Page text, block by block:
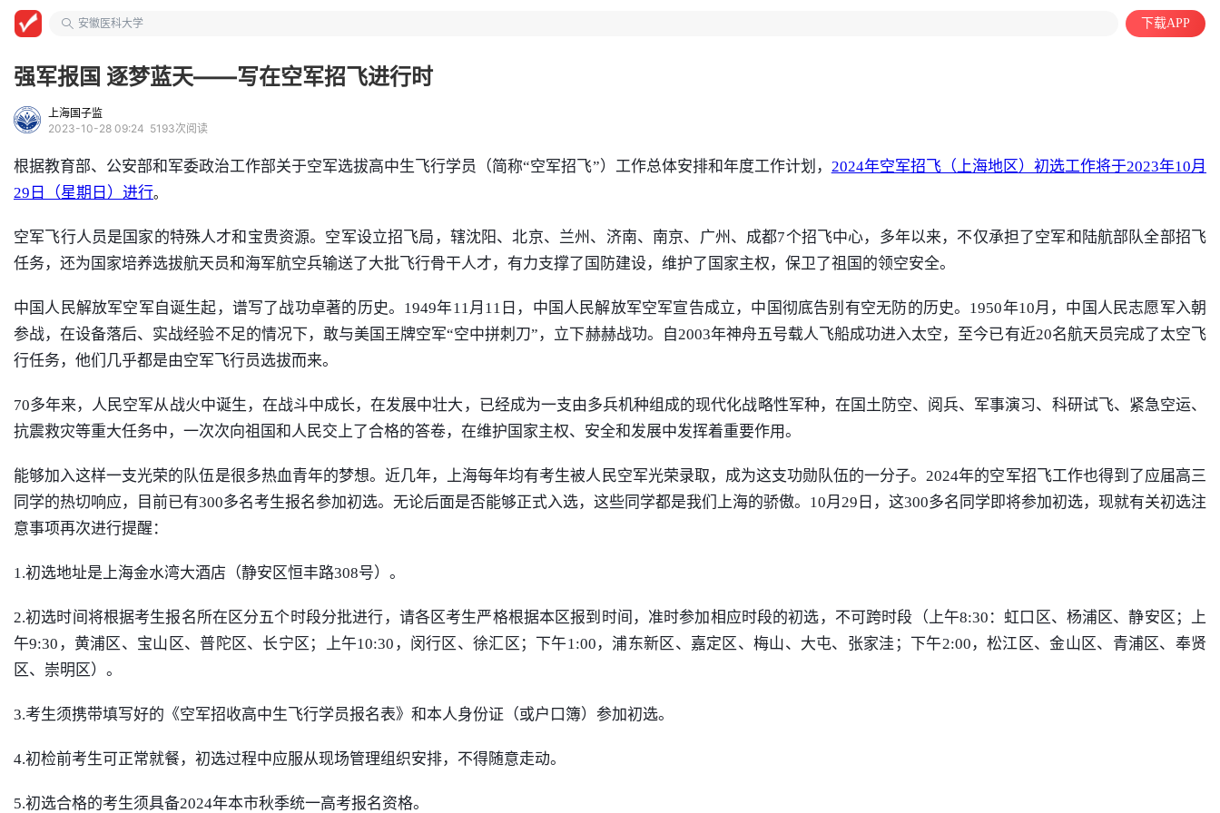
安徽医科大学
下载APP
强军报国 逐梦蓝天——写在空军招飞进行时
上海国子监
2023-10-28 09:24 5193次阅读
根据教育部、公安部和军委政治工作部关于空军选拔高中生飞行学员（简称“空军招飞”）工作总体安排和年度工作计划， 2024年空军招飞（上海地区）初选工作将于2023年10月
29日（星期日）进行。
空军飞行人员是国家的特殊人才和宝贵资源。空军设立招飞局，辖沈阳、北京、兰州、济南、南京、广州、成都7个招飞中心，多年以来，不仅承担了空军和陆航部队全部招飞
任务，还为国家培养选拔航天员和海军航空兵输送了大批飞行骨干人才，有力支撑了国防建设，维护了国家主权，保卫了祖国的领空安全。
中国人民解放军空军自诞生起，谱写了战功卓著的历史。1949年11月11日，中国人民解放军空军宣告成立，中国彻底告别有空无防的历史。1950年10月，中国人民志愿军入朝
参战，在设备落后、实战经验不足的情况下，敢与美国王牌空军“空中拼刺刀”，立下赫赫战功。自2003年神舟五号载人飞船成功进入太空，至今已有近20名航天员完成了太空飞
行任务，他们几乎都是由空军飞行员选拔而来。
70多年来，人民空军从战火中诞生，在战斗中成长，在发展中壮大，已经成为一支由多兵机种组成的现代化战略性军种，在国土防空、阅兵、军事演习、 科研试飞、紧急空运、
抗震救灾等重大任务中，一次次向祖国和人民交上了合格的答卷，在维护国家主权、安全和发展中发挥着重要作用。
能够加入这样一支光荣的队伍是很多热血青年的梦想。近几年，上海每年均有考生被人民空军光荣录取，成为这支功勋队伍的一分子。2024年的空军招飞工作也得到了应届高三
同学的热切响应，目前已有300多名考生报名参加初选。无论后面是否能够正式入选，这些同学都是我们上海的骄傲。10月29日，这300多名同学即将参加初选，现就有关初选注
意事项再次进行提醒：
1.初选地址是上海金水湾大酒店（静安区恒丰路308号）。
2.初选时间将根据考生报名所在区分五个时段分批进行，请各区考生严格根据本区报到时间，准时参加相应时段的初选，不可跨时段（上午8:30：虹口区、杨浦区、静安区；上
午9:30，黄浦区、宝山区、普陀区、长宁区；上午10:30，闵行区、徐汇区；下午1:00，浦东新区、嘉定区、梅山、大屯、张家洼；下午2:00，松江区、金山区、青浦区、奉贤
区、崇明区）。
3.考生须携带填写好的《空军招收高中生飞行学员报名表》和本人身份证（或户口簿）参加初选。
4.初检前考生可正常就餐，初选过程中应服从现场管理组织安排，不得随意走动。
5.初选合格的考生须具备2024年本市秋季统一高考报名资格。